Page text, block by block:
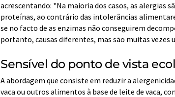
acrescentando: "Na maioria dos casos, as alergias
proteínas, ao contrário das intolerâncias
se no facto de as enzimas não conseguirem
portanto, causas diferentes, mas são muitas
Sensível do ponto de vista
A abordagem que consiste em reduzir a
vaca ou outros alimentos à base de leite de vaca,